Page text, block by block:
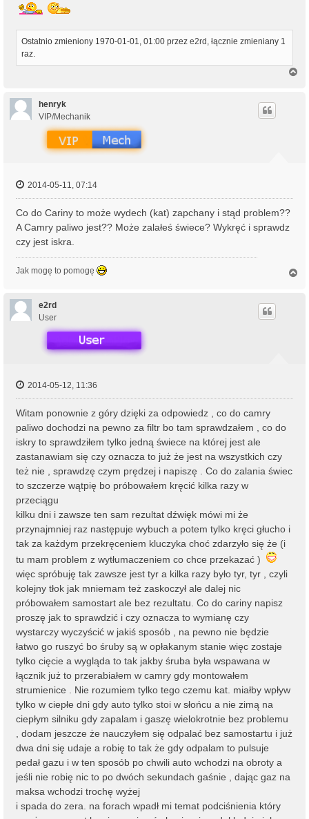
Ostatnio zmieniony 1970-01-01, 01:00 przez e2rd , łącznie zmieniany 1
raz.
henryk
VIP/Mechanik
2014-05-11, 07:14
Co do Cariny to może wydech (kat) zapchany i stąd problem??
A Camry paliwo jest?? Może zalałeś świece? Wykręć i sprawdz
czy jest iskra.
Jak mogę to pomogę
e2rd
User
2014-05-12, 11:36
Witam ponownie z góry dzięki za odpowiedz , co do camry
paliwo dochodzi na pewno za filtr bo tam sprawdzałem , co do
iskry to sprawdziłem tylko jedną świece na której jest ale
zastanawiam się czy oznacza to już że jest na wszystkich czy
też nie , sprawdzę czym prędzej i napiszę . Co do zalania świec
to szczerze wątpię bo próbowałem kręcić kilka razy w
przeciągu
kilku dni i zawsze ten sam rezultat dźwięk mówi mi że
przynajmniej raz następuje wybuch a potem tylko kręci głucho i
tak za każdym przekręceniem kluczyka choć zdarzyło się że (i
tu mam problem z wytłumaczeniem co chce przekazać )
więc spróbuję tak zawsze jest tyr a kilka razy było tyr, tyr , czyli
kolejny tłok jak mniemam też zaskoczył ale dalej nic
próbowałem samostart ale bez rezultatu. Co do cariny napisz
proszę jak to sprawdzić i czy oznacza to wymianę czy
wystarczy wyczyścić w jakiś sposób , na pewno nie będzie
łatwo go ruszyć bo śruby są w opłakanym stanie więc zostaje
tylko cięcie a wygląda to tak jakby śruba była wspawana w
łącznik już to przerabiałem w camry gdy montowałem
strumienice . Nie rozumiem tylko tego czemu kat. miałby wpływ
tylko w ciepłe dni gdy auto tylko stoi w słońcu a nie zimą na
ciepłym silniku gdy zapalam i gaszę wielokrotnie bez problemu
, dodam jeszcze że nauczyłem się odpalać bez samostartu i już
dwa dni się udaje a robię to tak że gdy odpalam to pulsuje
pedał gazu i w ten sposób po chwili auto wchodzi na obroty a
jeśli nie robię nic to po dwóch sekundach gaśnie , dając gaz na
maksa wchodzi trochę wyżej
i spada do zera. na forach wpadł mi temat podciśnienia który